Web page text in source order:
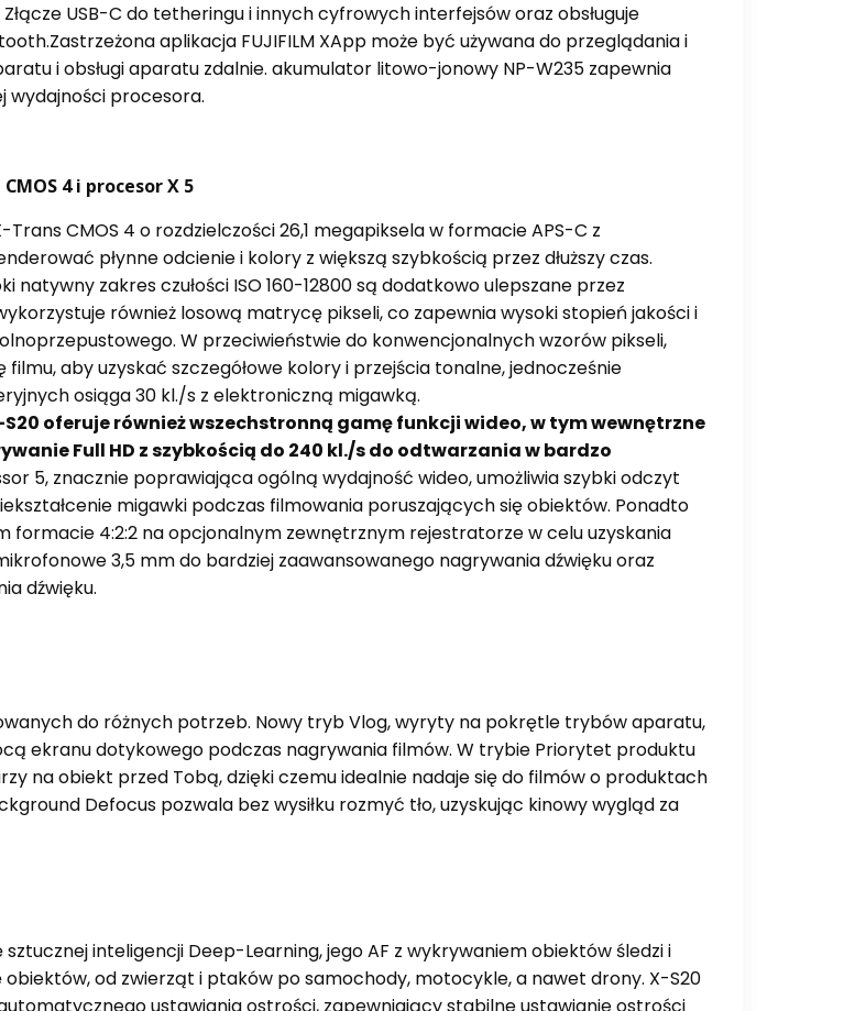
USB-C do tetheringu i innych cyfrowych interfejsów oraz obsługuje
aplikacja FUJIFILM XApp może być używana do przeglądania i
i obsługi aparatu zdalnie. akumulator litowo-jonowy NP-W235 zapewnia
wydajności procesora.
4 i procesor X 5
CMOS 4 o rozdzielczości 26,1 megapiksela w formacie APS-C z
płynne odcienie i kolory z większą szybkością przez dłuższy czas.
natywny zakres czułości ISO 160-12800 są dodatkowo ulepszane przez
również losową matrycę pikseli, co zapewnia wysoki stopień jakości i
W przeciwieństwie do konwencjonalnych wzorów pikseli,
aby uzyskać szczegółowe kolory i przejścia tonalne, jednocześnie
osiąga 30 kl./s z elektroniczną migawką.
S20 oferuje również wszechstronną gamę funkcji wideo, w tym wewnętrzne
Full HD z szybkością do 240 kl./s do odtwarzania w bardzo
5, znacznie poprawiająca ogólną wydajność wideo, umożliwia szybki odczyt
migawki podczas filmowania poruszających się obiektów. Ponadto
formacie 4:2:2 na opcjonalnym zewnętrznym rejestratorze w celu uzyskania
3,5 mm do bardziej zaawansowanego nagrywania dźwięku oraz
dźwięku.
do różnych potrzeb. Nowy tryb Vlog, wyryty na pokrętle trybów aparatu,
ekranu dotykowego podczas nagrywania filmów. W trybie Priorytet produktu
na obiekt przed Tobą, dzięki czemu idealnie nadaje się do filmów o produktach
Defocus pozwala bez wysiłku rozmyć tło, uzyskując kinowy wygląd za
inteligencji Deep-Learning, jego AF z wykrywaniem obiektów śledzi i
od zwierząt i ptaków po samochody, motocykle, a nawet drony. X-S20